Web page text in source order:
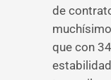
de
que con